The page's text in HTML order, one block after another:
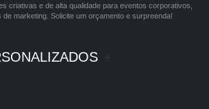
criativas e de alta qualidade para eventos corporativos,
marketing. Solicite um orçamento e surpreenda!